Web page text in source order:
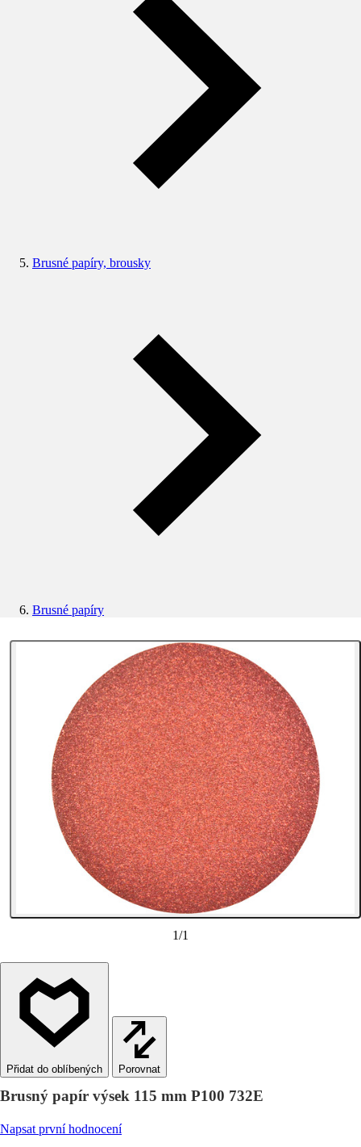
Brusné papíry, brousky
Brusné papíry
1/1
Porovnat
Brusný papír výsek 115 mm P100 732E
Napsat první hodnocení